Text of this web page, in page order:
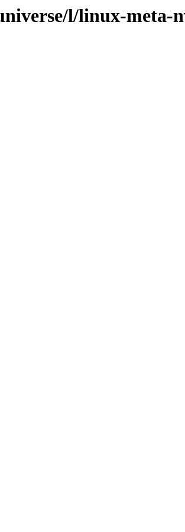
l/linux-meta-